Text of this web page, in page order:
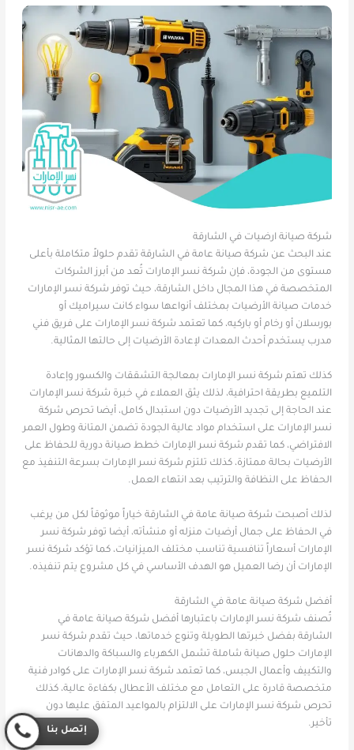
شركة صيانة ارضيات في الشارقة
عند البحث عن شركة صيانة عامة في الشارقة تقدم حلولاً متكاملة بأعلى
مستوى من الجودة، فإن شركة نسر الإمارات تُعد من أبرز الشركات
المتخصصة في هذا المجال داخل الشارقة، حيث توفر شركة نسر الإمارات
خدمات صيانة الأرضيات بمختلف أنواعها سواء كانت سيراميك أو
بورسلان أو رخام أو باركيه، كما تعتمد شركة نسر الإمارات على فريق فني
مدرب يستخدم أحدث المعدات لإعادة الأرضيات إلى حالتها المثالية.
كذلك تهتم شركة نسر الإمارات بمعالجة التشققات والكسور وإعادة
التلميع بطريقة احترافية، لذلك يثق العملاء في خبرة شركة نسر الإمارات
عند الحاجة إلى تجديد الأرضيات دون استبدال كامل، أيضا تحرص شركة
نسر الإمارات على استخدام مواد عالية الجودة تضمن المتانة وطول العمر
الافتراضي، كما تقدم شركة نسر الإمارات خطط صيانة دورية للحفاظ على
الأرضيات بحالة ممتازة، كذلك تلتزم شركة نسر الإمارات بسرعة التنفيذ مع
الحفاظ على النظافة والترتيب بعد انتهاء العمل.
لذلك أصبحت شركة صيانة عامة في الشارقة خياراً موثوقاً لكل من يرغب
في الحفاظ على جمال أرضيات منزله أو منشأته، أيضا توفر شركة نسر
الإمارات أسعاراً تنافسية تناسب مختلف الميزانيات، كما تؤكد شركة نسر
الإمارات أن رضا العميل هو الهدف الأساسي في كل مشروع يتم تنفيذه.
أفضل شركة صيانة عامة في الشارقة
تُصنف شركة نسر الإمارات باعتبارها أفضل شركة صيانة عامة في
الشارقة بفضل خبرتها الطويلة وتنوع خدماتها، حيث تقدم شركة نسر
الإمارات حلول صيانة شاملة تشمل الكهرباء والسباكة والدهانات
والتكييف وأعمال الجبس، كما تعتمد شركة نسر الإمارات على كوادر فنية
متخصصة قادرة على التعامل مع مختلف الأعطال بكفاءة عالية، كذلك
تحرص شركة نسر الإمارات على الالتزام بالمواعيد المتفق عليها دون
تأخير.
إتصل بنا